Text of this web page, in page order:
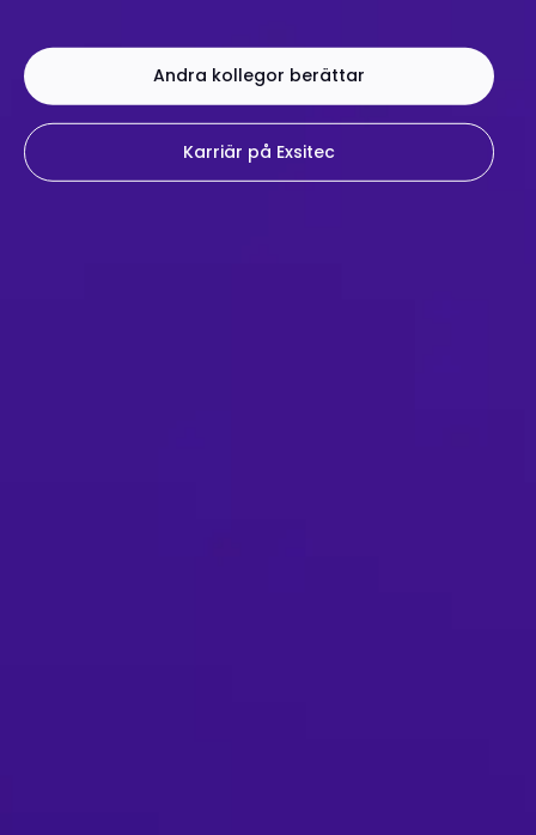
Andra kollegor berättar
Karriär på Exsitec